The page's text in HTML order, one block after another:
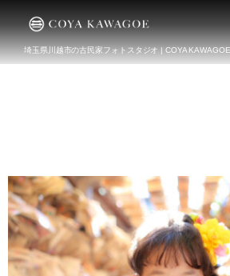
埼玉県川越市の古民家フォトスタジオ | COYA KAWAGOE